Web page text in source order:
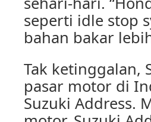
seperti idle stop
bahan bakar
Tak ketinggalan,
pasar motor di
Suzuki Address.